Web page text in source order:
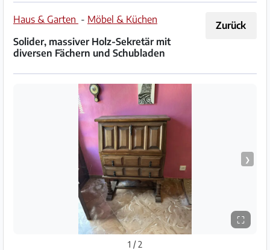
Hilfe
FAQ
Zurück
Haus & Garten - Möbel & Küchen
Solider, massiver Holz-Sekretär mit
diversen Fächern und Schubladen
❯
⛶
1 / 2